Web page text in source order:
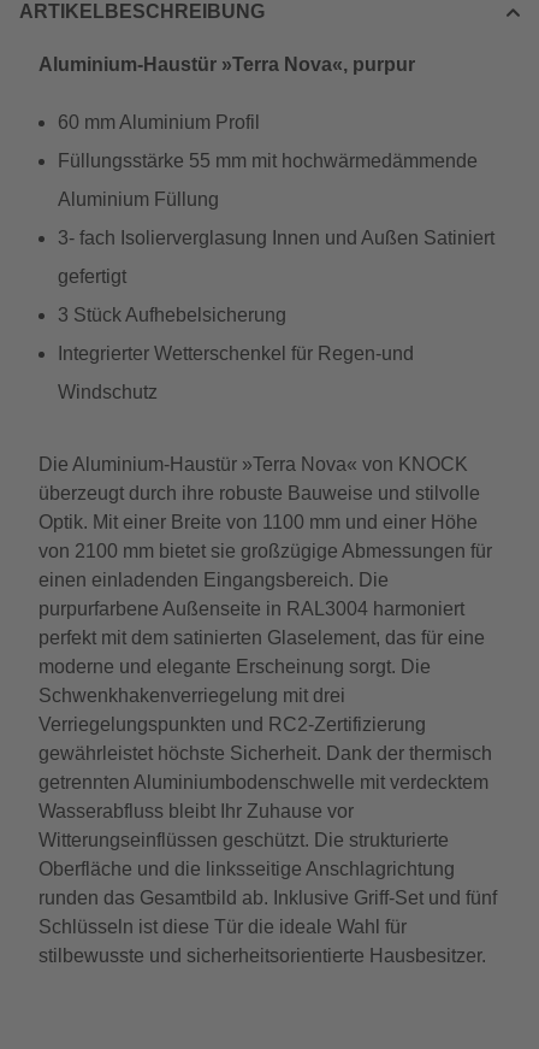
ARTIKELBESCHREIBUNG
Aluminium-Haustür »Terra Nova«, purpur
60 mm Aluminium Profil
Füllungsstärke 55 mm mit hochwärmedämmende
Aluminium Füllung
3- fach Isolierverglasung Innen und Außen Satiniert
gefertigt
3 Stück Aufhebelsicherung
Integrierter Wetterschenkel für Regen-und
Windschutz
Die Aluminium-Haustür »Terra Nova« von KNOCK
überzeugt durch ihre robuste Bauweise und stilvolle
Optik. Mit einer Breite von 1100 mm und einer Höhe
von 2100 mm bietet sie großzügige Abmessungen für
einen einladenden Eingangsbereich. Die
purpurfarbene Außenseite in RAL3004 harmoniert
perfekt mit dem satinierten Glaselement, das für eine
moderne und elegante Erscheinung sorgt. Die
Schwenkhakenverriegelung mit drei
Verriegelungspunkten und RC2-Zertifizierung
gewährleistet höchste Sicherheit. Dank der thermisch
getrennten Aluminiumbodenschwelle mit verdecktem
Wasserabfluss bleibt Ihr Zuhause vor
Witterungseinflüssen geschützt. Die strukturierte
Oberfläche und die linksseitige Anschlagrichtung
runden das Gesamtbild ab. Inklusive Griff-Set und fünf
Schlüsseln ist diese Tür die ideale Wahl für
stilbewusste und sicherheitsorientierte Hausbesitzer.